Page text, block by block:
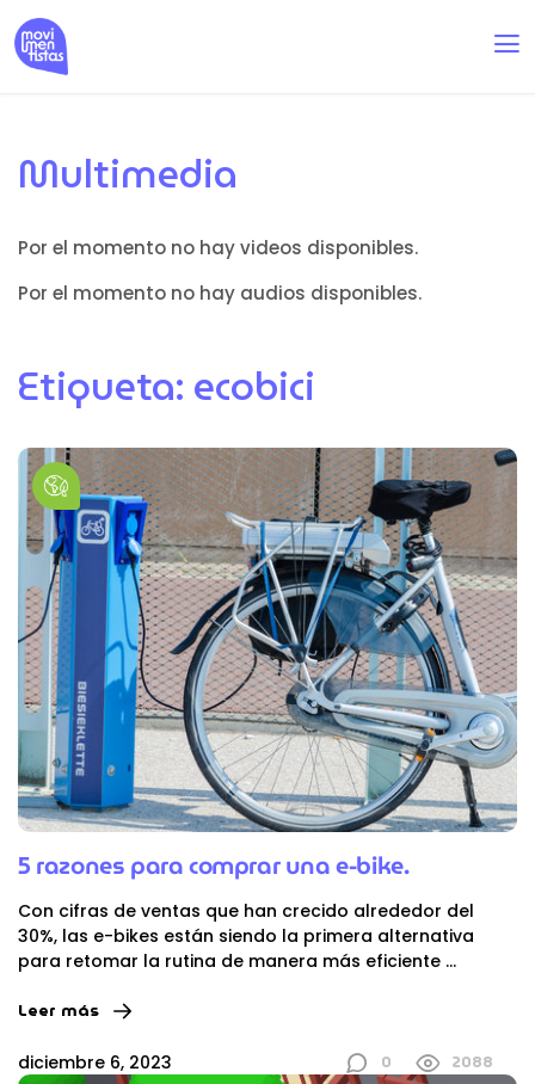
Multimedia
Por el momento no hay videos disponibles.
Por el momento no hay audios disponibles.
Etiqueta:ecobici
5 razones para comprar una e-bike.
Con cifras de ventas que han crecido alrededor del
30%, las e-bikes están siendo la primera alternativa
para retomar la rutina de manera más eficiente ...
Leer más
diciembre 6, 2023 0 2088